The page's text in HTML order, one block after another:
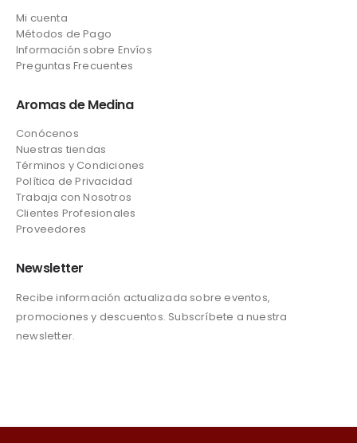
Mi cuenta
Métodos de Pago
Información sobre Envíos
Preguntas Frecuentes
Aromas de Medina
Conócenos
Nuestras tiendas
Términos y Condiciones
Política de Privacidad
Trabaja con Nosotros
Clientes Profesionales
Proveedores
Newsletter
Recibe información actualizada sobre eventos,
promociones y descuentos. Subscríbete a nuestra
newsletter.